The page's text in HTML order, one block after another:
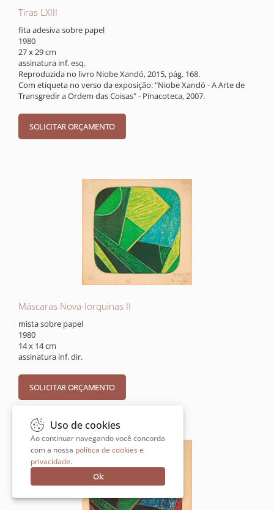
Tiras LXIII
fita adesiva sobre papel
1980
27 x 29 cm
assinatura inf. esq.
Reproduzida no livro Niobe Xandó, 2015, pág. 168.
Com etiqueta no verso da exposição: "Niobe Xandó - A Arte de
Transgredir a Ordem das Coisas" - Pinacoteca, 2007.
Máscaras Nova-Iorquinas II
mista sobre papel
1980
14 x 14 cm
assinatura inf. dir.
Uso de cookies
Ao continuar navegando você concorda
com a nossa política de cookies e
privacidade.
Ok